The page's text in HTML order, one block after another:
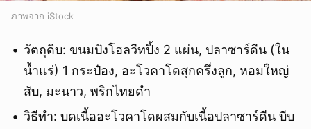
ภาพจาก iStock
วัตถุดิบ: ขนมปังโฮลวีทปิ้ง 2 แผ่น, ปลาซาร์ดีน (ใน
น้ำแร่) 1 กระป๋อง, อะโวคาโดสุกครึ่งลูก, หอมใหญ่
สับ, มะนาว, พริกไทยดำ
วิธีทำ: บดเนื้ออะโวคาโดผสมกับเนื้อปลาซาร์ดีน บีบ